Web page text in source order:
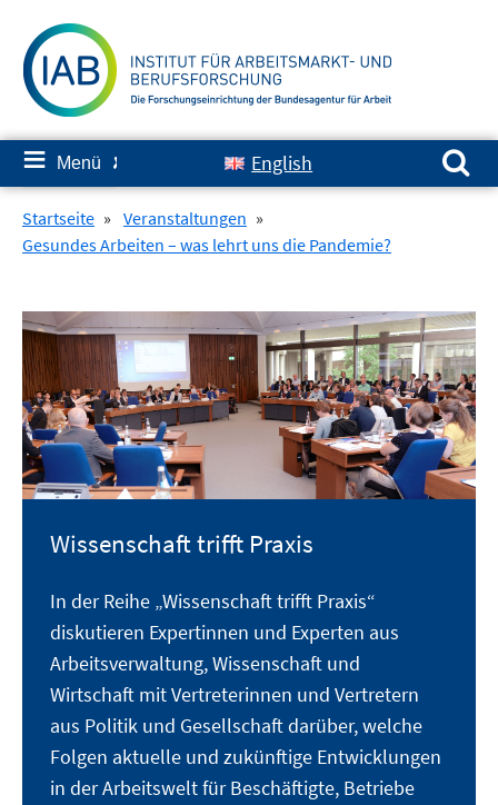
zum
Inhalt
≡ Menü ✘ English
Suchen nach:
Startseite » Veranstaltungen »
Gesundes Arbeiten – was lehrt uns die Pandemie?
Wissenschaft trifft Praxis
In der Reihe „Wissenschaft trifft Praxis“
diskutieren Expertinnen und Experten aus
Arbeitsverwaltung, Wissenschaft und
Wirtschaft mit Vertreterinnen und Vertretern
aus Politik und Gesellschaft darüber, welche
Folgen aktuelle und zukünftige Entwicklungen
in der Arbeitswelt für Beschäftigte, Betriebe